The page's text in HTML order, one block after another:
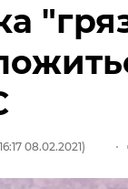
08.02.2021)